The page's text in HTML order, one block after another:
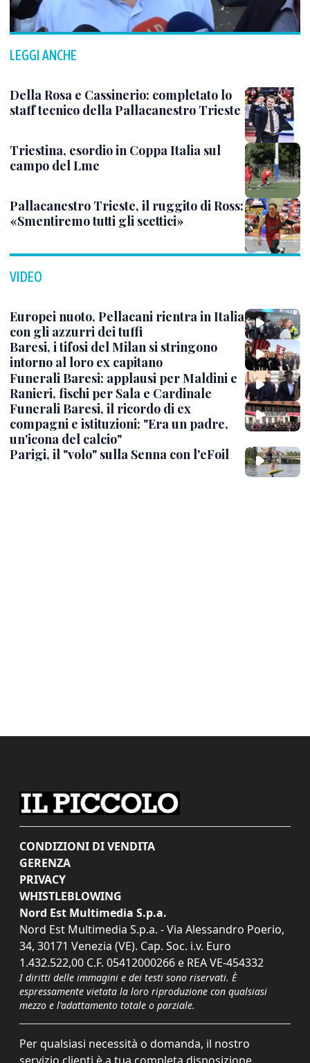
LEGGI ANCHE
Della Rosa e Cassinerio: completato lo
staff tecnico della Pallacanestro Trieste
Triestina, esordio in Coppa Italia sul
campo del Lme
Pallacanestro Trieste, il ruggito di Ross:
«Smentiremo tutti gli scettici»
VIDEO
Europei nuoto, Pellacani rientra in Italia
con gli azzurri dei tuffi
Baresi, i tifosi del Milan si stringono
intorno al loro ex capitano
Funerali Baresi: applausi per Maldini e
Ranieri, fischi per Sala e Cardinale
Funerali Baresi, il ricordo di ex
compagni e istituzioni: "Era un padre,
un'icona del calcio"
Parigi, il "volo" sulla Senna con l'eFoil
CONDIZIONI DI VENDITA
GERENZA
PRIVACY
WHISTLEBLOWING
Nord Est Multimedia S.p.a.
Nord Est Multimedia S.p.a. - Via Alessandro Poerio,
34, 30171 Venezia (VE). Cap. Soc. i.v. Euro
1.432.522,00 C.F. 05412000266 e REA VE-454332
I diritti delle immagini e dei testi sono riservati. È
espressamente vietata la loro riproduzione con qualsiasi
mezzo e l'adattamento totale o parziale.
Per qualsiasi necessità o domanda, il nostro